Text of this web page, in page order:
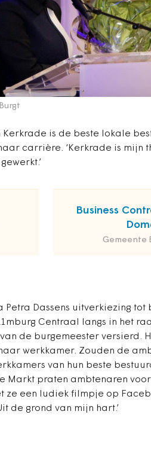
Kerkrade is de beste lokale
carrière. ‘Kerkrade is mijn
Business
Gemeente
Petra Dassens uitverkiezing
Centraal langs in het
de burgemeester versierd.
werkkamer. Zouden de
van hun beste
Markt praten ambtenaren
ze een ludiek filmpje op
de grond van mijn hart.’